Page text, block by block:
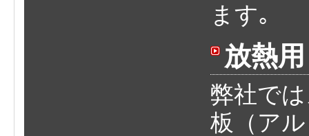
ます｡
放熱
弊社で
板（ア